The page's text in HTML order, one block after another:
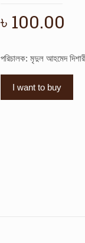
৳ 100.00
পরিচালক: মৃদুল আহমেদ
I want to buy